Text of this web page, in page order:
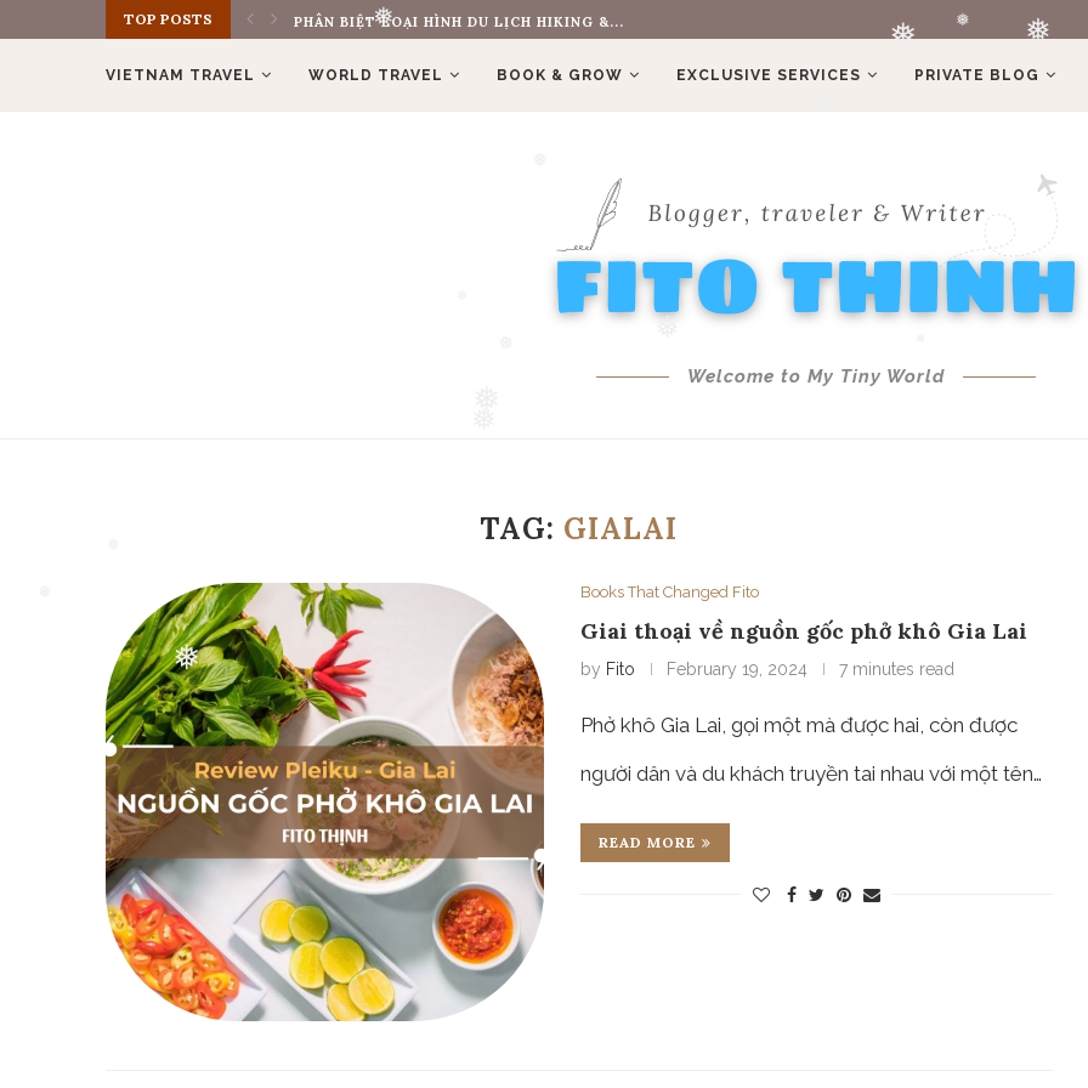
❅
❅
❅
❅ ❅
❅ TOP POSTS REVIEW CUNG ĐƯỜNG TREKKING THÁC K50 – KBT...
VIETNAM TRAVEL WORLD TRAVEL BOOK & GROW EXCLUSIVE SERVICES PRIVATE BLOG
Welcome to My Tiny World
TAG: GIALAI
Books That Changed Fito
Giai thoại về nguồn gốc phở khô Gia Lai
by Fito February 19, 2024 7 minutes read
Phở khô Gia Lai, gọi một mà được hai, còn được
người dân và du khách truyền tai nhau với một tên…
READ MORE